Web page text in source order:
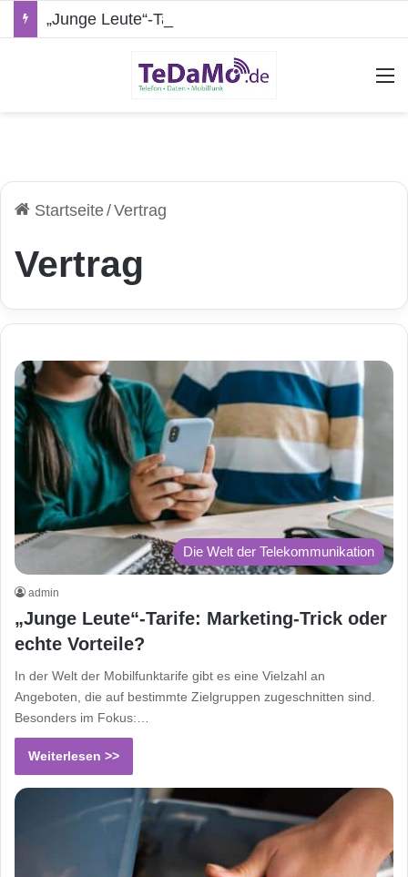
Startseite/Vertrag
Vertrag
Die Welt der Telekommunikation
admin
„Junge Leute“-Tarife: Marketing-Trick oder
echte Vorteile?
In der Welt der Mobilfunktarife gibt es eine Vielzahl an
Angeboten, die auf bestimmte Zielgruppen zugeschnitten sind.
Besonders im Fokus:…
Weiterlesen >>